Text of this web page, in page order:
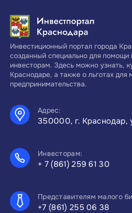
Инвестиционный портал города
созданный специально для помощи
инвесторам. Здесь можно узнать,
Краснодаре, а также о льготах для
предпринимательства.
Адрес:
350000, г. Краснодар,
Инвесторам:
+ 7 (861) 259 61 30
Представителям малого
+7 (861) 255 06 38